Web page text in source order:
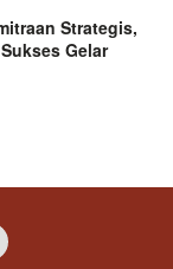
Strategis,
Gelar